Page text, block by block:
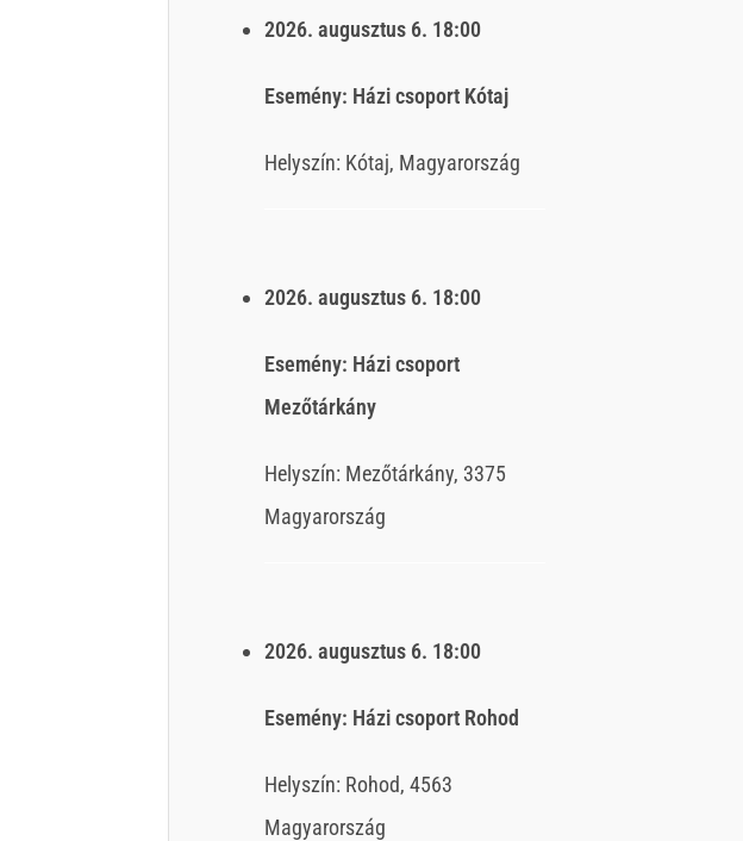
2026. augusztus 6. 18:00
Esemény: Házi csoport Kótaj
Helyszín: Kótaj, Magyarország
2026. augusztus 6. 18:00
Esemény: Házi csoport
Mezőtárkány
Helyszín: Mezőtárkány, 3375
Magyarország
2026. augusztus 6. 18:00
Esemény: Házi csoport Rohod
Helyszín: Rohod, 4563
Magyarország